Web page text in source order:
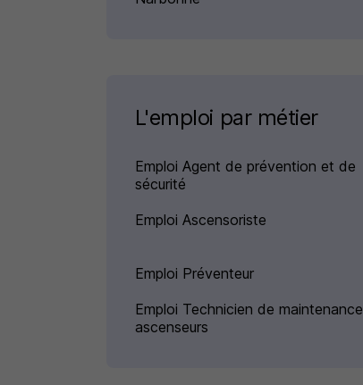
L'emploi par métier
Emploi Agent de prévention et de
sécurité
Emploi Ascensoriste
Emploi Préventeur
Emploi Technicien de maintenance
ascenseurs